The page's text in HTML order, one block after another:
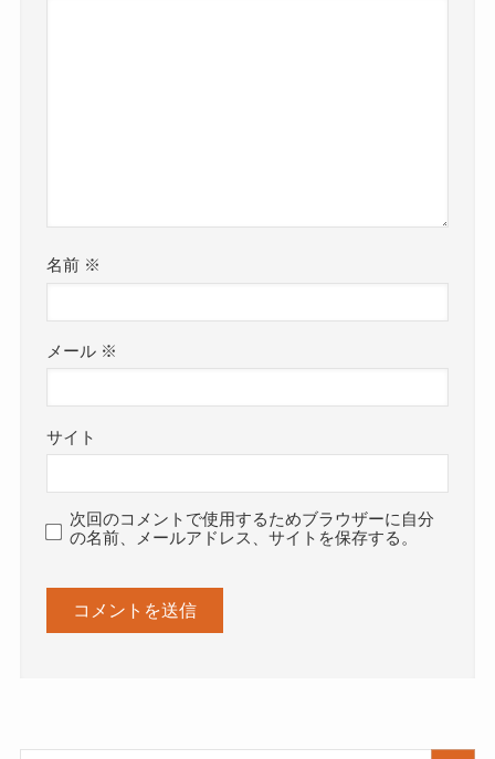
名前 ※
メール ※
サイト
次回のコメントで使用するためブラウザーに自分
の名前、メールアドレス、サイトを保存する。